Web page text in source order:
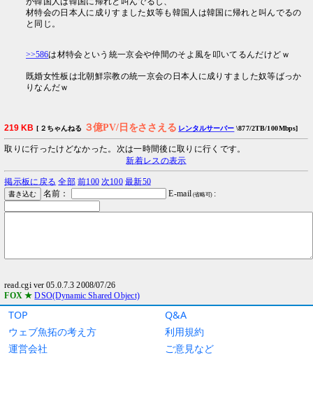
TOP
Q&A
ウェブ魚拓の考え方
利用規約
運営会社
ご意見など